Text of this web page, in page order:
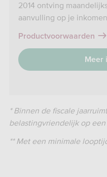
2014 ontving
aanvulling op je
Productvoorwaarden
Meer
* Binnen de fiscale
belastingvriendelijk op
** Met een minimale